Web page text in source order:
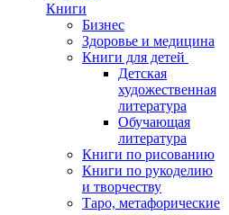
Книги
Бизнес
Здоровье и медицина
Книги для детей
Детская
художественная
литература
Обучающая
литература
Книги по рисованию
Книги по рукоделию
и творчеству
Таро, метафорические